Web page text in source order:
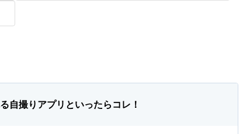
自撮りアプリといったらコレ！